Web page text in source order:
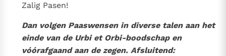
Zalig Pasen!
Dan volgen Paaswensen in diverse talen aan het
einde van de Urbi et Orbi-boodschap en
vóórafgaand aan de zegen. Afsluitend: